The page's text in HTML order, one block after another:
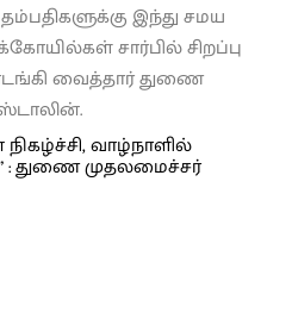
இந்து சமய
சார்பில் சிறப்பு
வைத்தார் துணை